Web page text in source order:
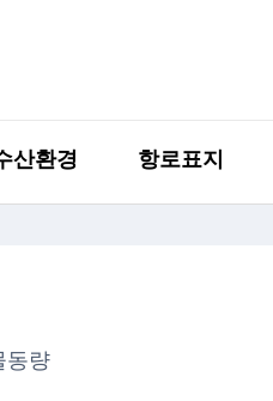
산환경 항로표지
동량